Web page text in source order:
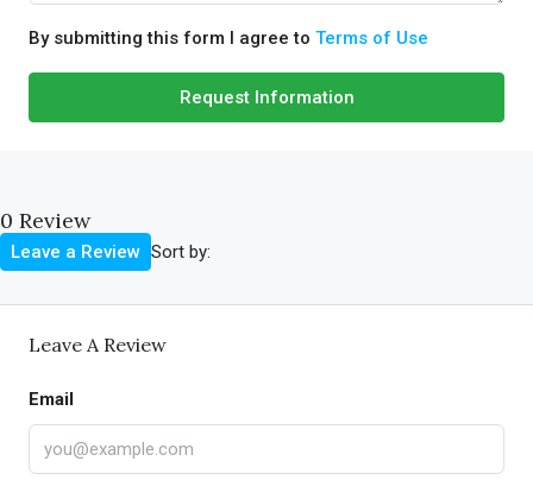
By submitting this form I agree to Terms of Use
Request Information
0 Review
Sort by:
Leave a Review
Leave A Review
Email